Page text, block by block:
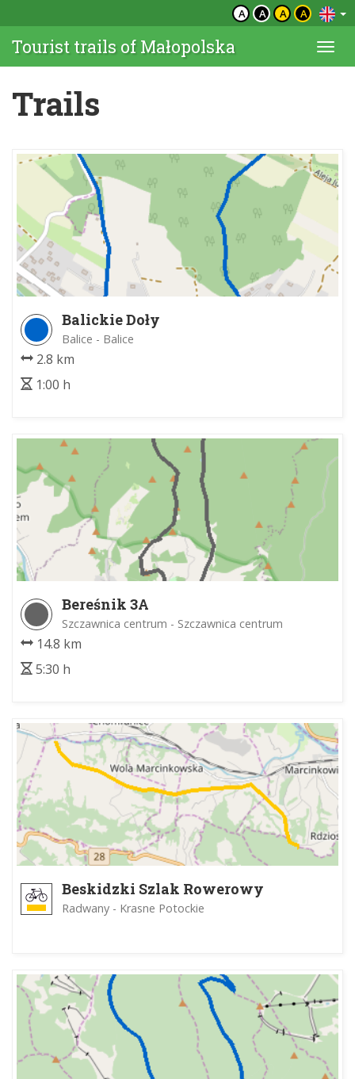
A A A A
Tourist trails of Małopolska
Trails
Balickie Doły
Balice - Balice
2.8 km
1:00 h
Bereśnik 3A
Szczawnica centrum - Szczawnica centrum
14.8 km
5:30 h
Beskidzki Szlak Rowerowy
Radwany - Krasne Potockie